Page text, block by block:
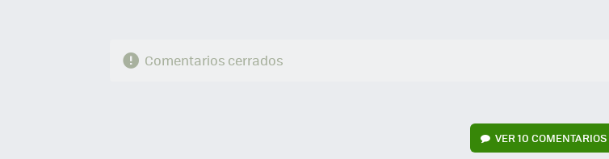
Comentarios cerrados
VER10 COMENTARIOS